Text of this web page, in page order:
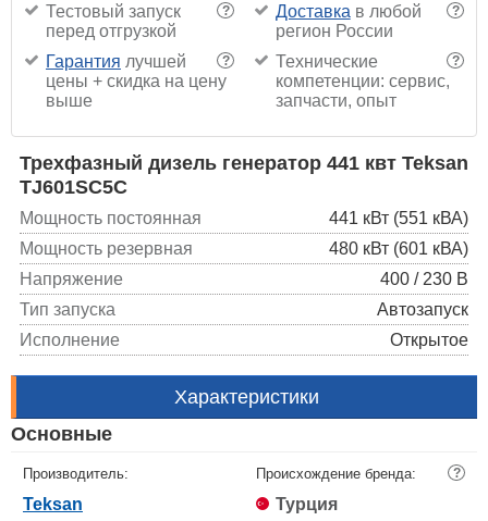
?
Тестовый запуск
перед отгрузкой
?
Доставка в любой
регион России
?
Гарантия лучшей
цены + скидка на цену
выше
?
Технические
компетенции: сервис,
запчасти, опыт
Трехфазный дизель генератор 441 квт Teksan
TJ601SC5C
Мощность постоянная
441 кВт (551 кВА)
Мощность резервная
480 кВт (601 кВА)
Напряжение
400 / 230 В
Тип запуска
Автозапуск
Исполнение
Открытое
Характеристики
Основные
Производитель:
Teksan
Происхождение бренда: ?
Турция